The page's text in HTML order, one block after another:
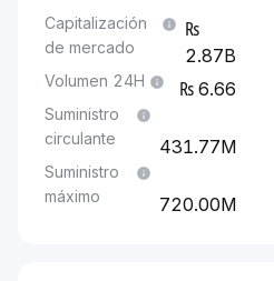
Capitalización
de mercado
2.87B
Volumen 24H 6.66
Suministro
circulante
431.77M
Suministro
máximo
720.00M